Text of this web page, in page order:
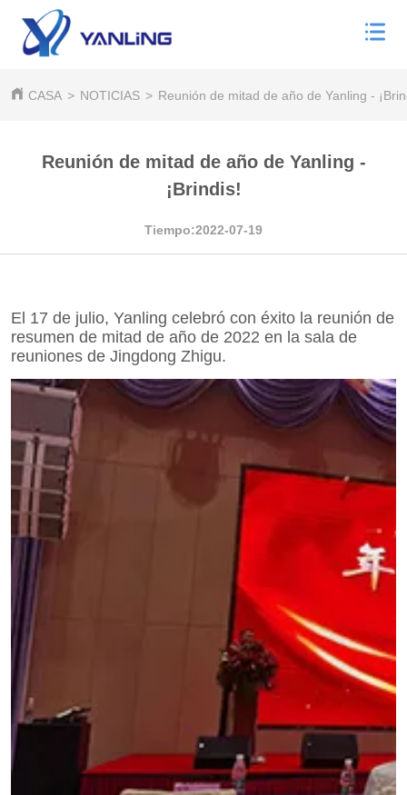
CASA > NOTICIAS > Reunión de mitad de año de Yanling -
Reunión de mitad de año de Yanling -
¡Brindis!
Tiempo:2022-07-19